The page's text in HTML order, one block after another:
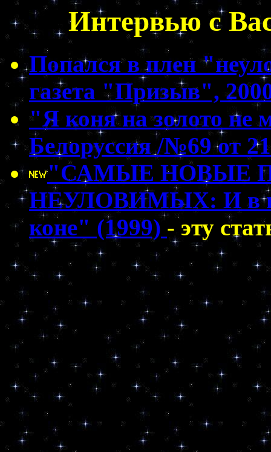
Интервью с
Попался в плен
газета "Призыв",
"Я коня на золото не
Белоруссия /№69 от
"САМЫЕ НОВЫЕ
НЕУЛОВИМЫХ: И в
коне" (1999) - эту